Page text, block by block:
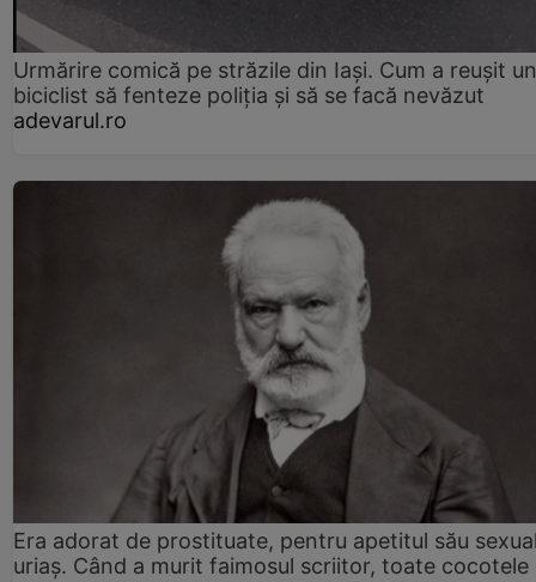
Urmărire comică pe străzile din Iași. Cum a reușit un
biciclist să fenteze poliția și să se facă nevăzut
adevarul.ro
Era adorat de prostituate, pentru apetitul său
uriaș. Când a murit faimosul scriitor, toate cocotele